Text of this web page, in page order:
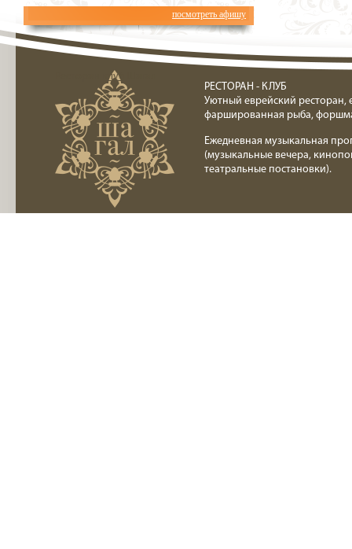
посмотреть афишу
Ресторан клуб Шагал
РЕСТОРАН - КЛУБ
Уютный еврейский ресторан,
фаршированная рыба,
Ежедневная музыкальная
(музыкальные вечера,
театральные постановки).